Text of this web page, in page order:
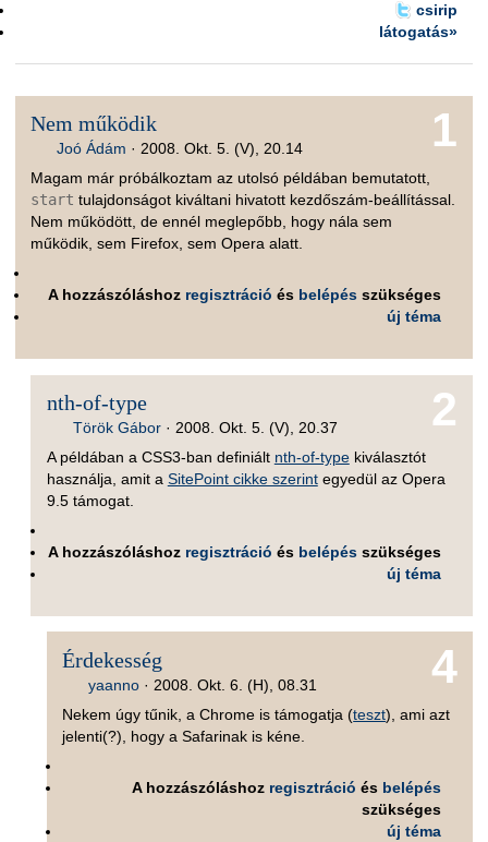
csirip
látogatás»
1
Nem működik
Joó Ádám · 2008. Okt. 5. (V), 20.14
Magam már próbálkoztam az utolsó példában bemutatott,
start tulajdonságot kiváltani hivatott kezdőszám-beállítással.
Nem működött, de ennél meglepőbb, hogy nála sem
működik, sem Firefox, sem Opera alatt.
A hozzászóláshoz regisztráció és belépés szükséges
új téma
2
nth-of-type
Török Gábor· 2008. Okt. 5. (V), 20.37
A példában a CSS3-ban definiált nth-of-typekiválasztót
használja, amit a SitePoint cikke szerintegyedül az Opera
9.5 támogat.
A hozzászóláshoz regisztráció és belépés szükséges
új téma
4
Érdekesség
yaanno· 2008. Okt. 6. (H), 08.31
Nekem úgy tűnik, a Chrome is támogatja (teszt), ami azt
jelenti(?), hogy a Safarinak is kéne.
A hozzászóláshoz regisztráció és belépés
szükséges
új téma